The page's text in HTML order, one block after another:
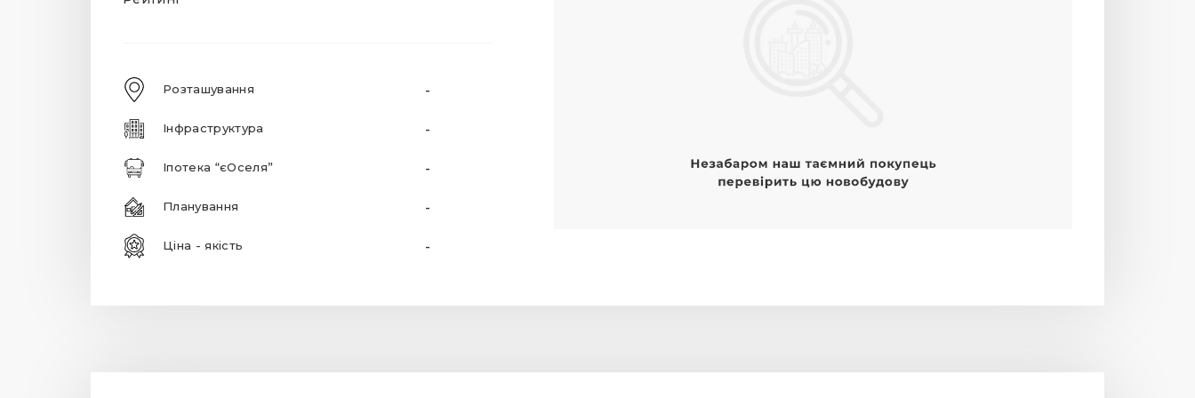
Розташування -
Інфраструктура -
Іпотека “єОселя” -
Планування -
Ціна - якість -